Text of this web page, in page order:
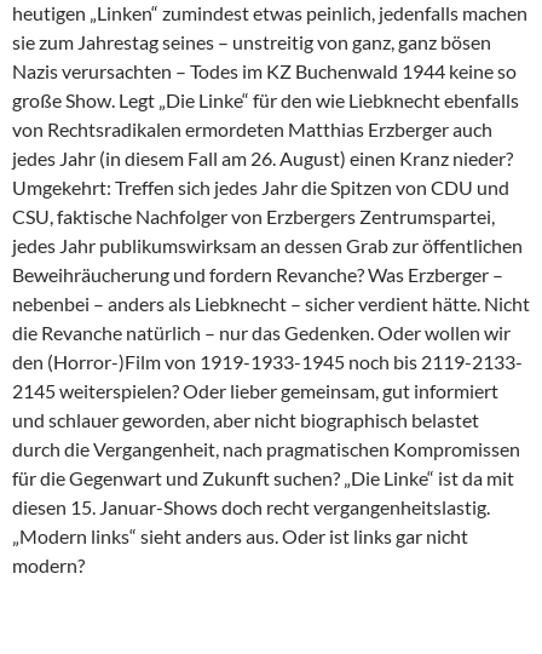
heutigen „Linken“ zumindest etwas peinlich, jedenfalls machen
sie zum Jahrestag seines – unstreitig von ganz, ganz bösen
Nazis verursachten – Todes im KZ Buchenwald 1944 keine so
große Show. Legt „Die Linke“ für den wie Liebknecht ebenfalls
von Rechtsradikalen ermordeten Matthias Erzberger auch
jedes Jahr (in diesem Fall am 26. August) einen Kranz nieder?
Umgekehrt: Treffen sich jedes Jahr die Spitzen von CDU und
CSU, faktische Nachfolger von Erzbergers Zentrumspartei,
jedes Jahr publikumswirksam an dessen Grab zur öffentlichen
Beweihräucherung und fordern Revanche? Was Erzberger –
nebenbei – anders als Liebknecht – sicher verdient hätte. Nicht
die Revanche natürlich – nur das Gedenken. Oder wollen wir
den (Horror-)Film von 1919-1933-1945 noch bis 2119-2133-
2145 weiterspielen? Oder lieber gemeinsam, gut informiert
und schlauer geworden, aber nicht biographisch belastet
durch die Vergangenheit, nach pragmatischen Kompromissen
für die Gegenwart und Zukunft suchen? „Die Linke“ ist da mit
diesen 15. Januar-Shows doch recht vergangenheitslastig.
„Modern links“ sieht anders aus. Oder ist links gar nicht
modern?